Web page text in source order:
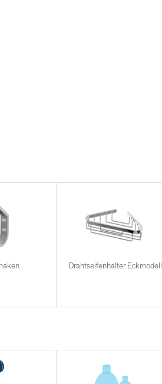
Drahtseifenhalter Eckmodell